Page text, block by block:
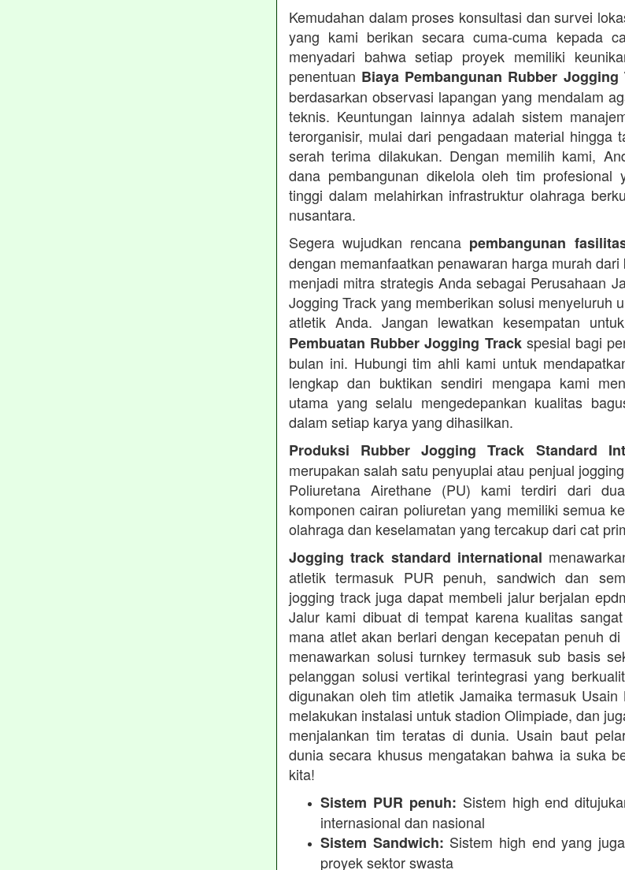
Kemudahan dalam proses konsultasi dan survei
yang kami berikan secara cuma-cuma kepada
menyadari bahwa setiap proyek memiliki
penentuan Biaya Pembangunan Rubber Jogging
berdasarkan observasi lapangan yang mendalam
teknis. Keuntungan lainnya adalah sistem
terorganisir, mulai dari pengadaan material hingga
serah terima dilakukan. Dengan memilih kami,
dana pembangunan dikelola oleh tim profesional
tinggi dalam melahirkan infrastruktur olahraga
nusantara.
Segera wujudkan rencana pembangunan
dengan memanfaatkan penawaran harga murah
menjadi mitra strategis Anda sebagai Perusahaan
Jogging Track yang memberikan solusi menyeluruh
atletik Anda. Jangan lewatkan kesempatan
Pembuatan Rubber Jogging Trackspesial bagi
bulan ini. Hubungi tim ahli kami untuk
lengkap dan buktikan sendiri mengapa kami
utama yang selalu mengedepankan kualitas
dalam setiap karya yang dihasilkan.
Produksi Rubber Jogging Track Standard
merupakan salah satu penyuplai atau penjual
Poliuretana Airethane (PU) kami terdiri dari
komponen cairan poliuretan yang memiliki semua
olahraga dan keselamatan yang tercakup dari cat
Jogging track standard international
atletik termasuk PUR penuh, sandwich dan
jogging track juga dapat membeli jalur berjalan
Jalur kami dibuat di tempat karena kualitas
mana atlet akan berlari dengan kecepatan penuh
menawarkan solusi turnkey termasuk sub basis
pelanggan solusi vertikal terintegrasi yang
digunakan oleh tim atletik Jamaika termasuk
melakukan instalasi untuk stadion Olimpiade, dan
menjalankan tim teratas di dunia. Usain baut
dunia secara khusus mengatakan bahwa ia suka
kita!
Sistem PUR penuh: Sistem high end
internasional dan nasional
Sistem Sandwich: Sistem high end yang
proyek sektor swasta